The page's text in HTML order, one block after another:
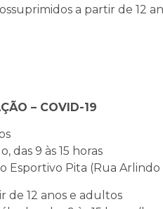
a partir de 12
– COVID-19
das 9 às 15 horas
Esportivo Pita (Rua Arlindo
de 12 anos e adultos